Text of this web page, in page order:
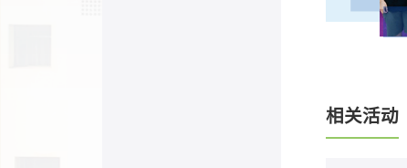
相关活动